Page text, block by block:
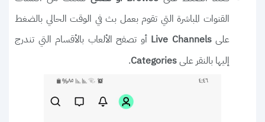
القنوات المباشرة التي تقوم بعمل بث في الوقت الحالي بالضغط
علىLive Channels أو تصفح الألعاب بالأقسام التي تندرج
إليها بالنقر علىCategories
.